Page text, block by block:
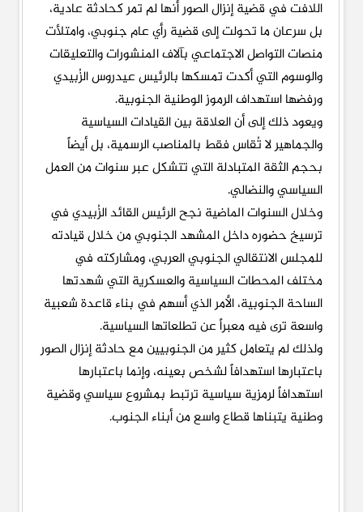
اللافت في قضية إنزال الصور أنها لم تمر كحادثة عادية،
بل سرعان ما تحولت إلى قضية رأي عام جنوبي، وامتلأت
منصات التواصل الاجتماعي بآلاف المنشورات والتعليقات
والوسوم التي أكدت تمسكها بالرئيس عيدروس الزُبيدي
ورفضها استهداف الرموز الوطنية الجنوبية.
ويعود ذلك إلى أن العلاقة بين القيادات السياسية
والجماهير لا تُقاس فقط بالمناصب الرسمية، بل أيضاً
بحجم الثقة المتبادلة التي تتشكل عبر سنوات من العمل
السياسي والنضالي.
وخلال السنوات الماضية نجح الرئيس القائد الزُبيدي في
ترسيخ حضوره داخل المشهد الجنوبي من خلال قيادته
للمجلس الانتقالي الجنوبي العربي، ومشاركته في
مختلف المحطات السياسية والعسكرية التي شهدتها
الساحة الجنوبية، الأمر الذي أسهم في بناء قاعدة شعبية
واسعة ترى فيه معبراً عن تطلعاتها السياسية.
ولذلك لم يتعامل كثير من الجنوبيين مع حادثة إنزال الصور
باعتبارها استهدافاً لشخص بعينه، وإنما باعتبارها
استهدافاً لرمزية سياسية ترتبط بمشروع سياسي وقضية
وطنية يتبناها قطاع واسع من أبناء الجنوب.